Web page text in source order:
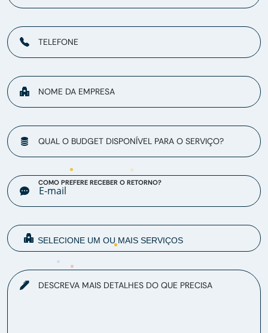
TELEFONE
NOME DA EMPRESA
QUAL O BUDGET DISPONÍVEL PARA O SERVIÇO?
COMO PREFERE RECEBER O RETORNO?
DESCREVA MAIS DETALHES DO QUE PRECISA